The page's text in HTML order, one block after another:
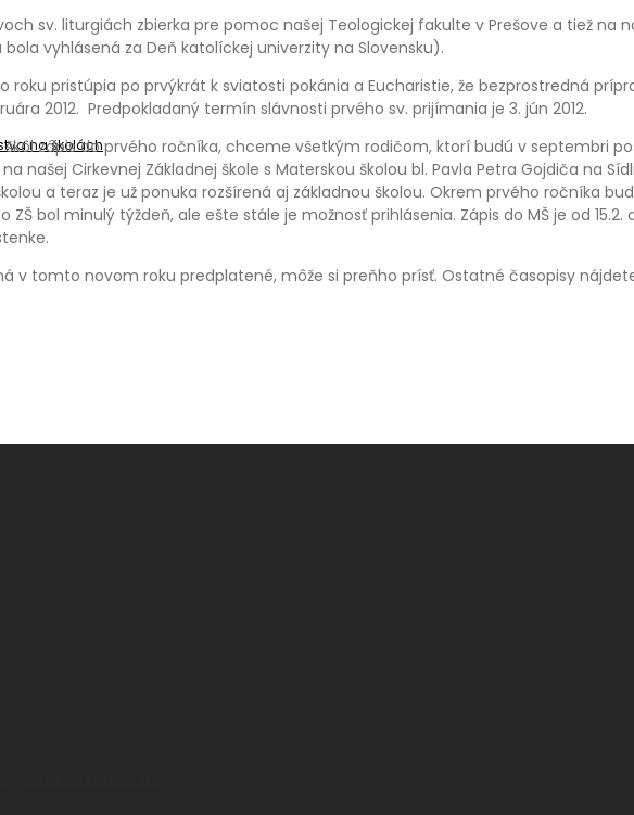
na školách
sv. liturgiách zbierka pre pomoc našej Teologickej fakulte v Prešove a tiež na
vyhlásená za Deň katolíckej univerzity na Slovensku).
pristúpia po prvýkrát k sviatosti pokánia a Eucharistie, že bezprostredná
2012. Predpokladaný termín slávnosti prvého sv. prijímania je 3. jún 2012.
zápis do prvého ročníka, chceme všetkým rodičom, ktorí budú v septembri
našej Cirkevnej Základnej škole s Materskou školou bl. Pavla Petra Gojdiča na
a teraz je už ponuka rozšírená aj základnou školou. Okrem prvého ročníka
bol minulý týždeň, ale ešte stále je možnosť prihlásenia. Zápis do MŠ je od 15.2.
v tomto novom roku predplatené, môže si preňho prísť. Ostatné časopisy